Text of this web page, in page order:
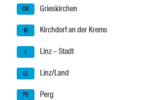
GR Grieskirchen
KI Kirchdorf an der Krems
L Linz – Stadt
LL Linz/Land
PE Perg